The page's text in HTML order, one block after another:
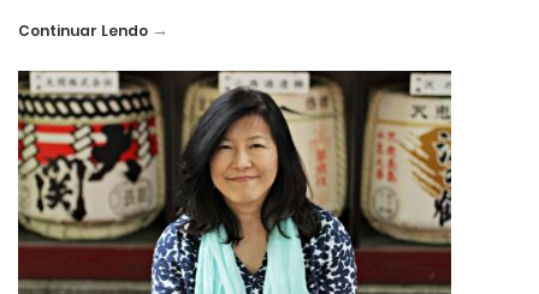
Continuar Lendo →